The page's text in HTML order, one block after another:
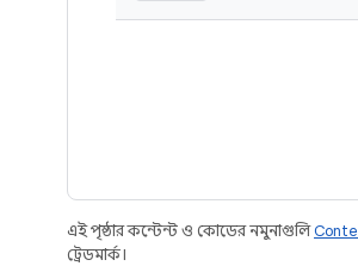
এই পৃষ্ঠার কন্টেন্ট ও কোডের নমুনাগুলি
ট্রেডমার্ক।